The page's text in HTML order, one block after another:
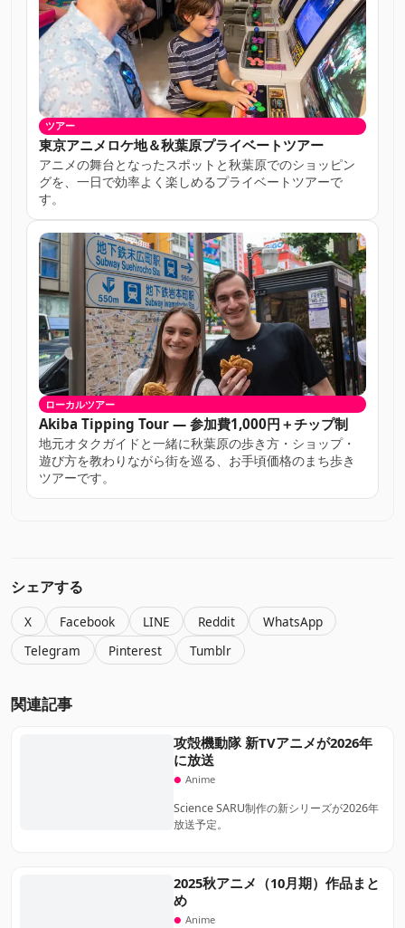
ツアー
東京アニメロケ地＆秋葉原プライベートツアー
アニメの舞台となったスポットと秋葉原でのショッピン
グを、一日で効率よく楽しめるプライベートツアーで
す。
ローカルツアー
Akiba Tipping Tour — 参加費1,000円＋チップ制
地元オタクガイドと一緒に秋葉原の歩き方・ショップ・
遊び方を教わりながら街を巡る、お手頃価格のまち歩き
ツアーです。
シェアする
X Facebook LINE Reddit
WhatsApp
Telegram
Pinterest Tumblr
関連記事
攻殻機動隊 新TVアニメが2026年
に放送
Anime
Science SARU制作の新シリーズが2026年
放送予定。
2025秋アニメ（10月期）作品まと
め
Anime